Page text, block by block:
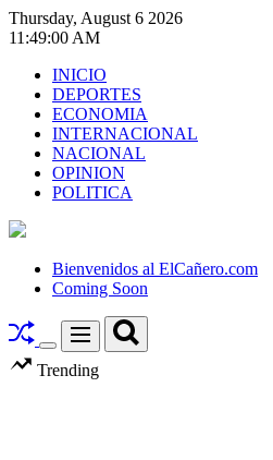
Skip
to
Thursday, August 6 2026
11 :49:01 AM
INICIO
DEPORTES
ECONOMIA
INTERNACIONAL
NACIONAL
OPINION
POLITICA
El
Bienvenidos al ElCañero.com
Coming Soon
Switch
color
Menu Search
Trending